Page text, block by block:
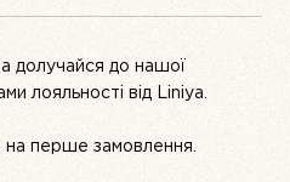
долучайся до нашої
лояльності від Liniya.
на перше замовлення.